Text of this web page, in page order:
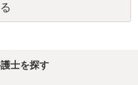
士を探す